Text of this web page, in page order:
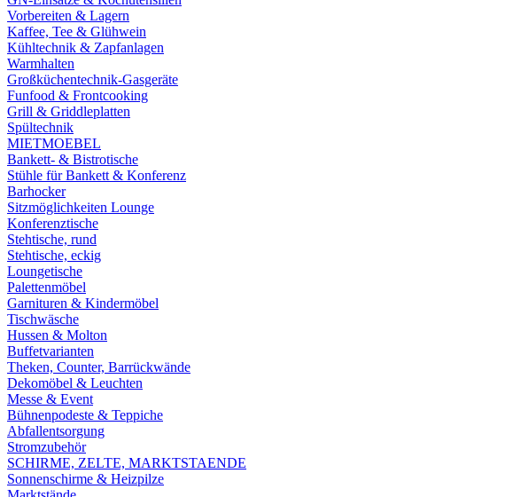
Vorbereiten & Lagern
Kaffee, Tee & Glühwein
Kühltechnik & Zapfanlagen
Warmhalten
Großküchentechnik-Gasgeräte
Funfood & Frontcooking
Grill & Griddleplatten
Spültechnik
MIETMOEBEL
Bankett- & Bistrotische
Stühle für Bankett & Konferenz
Barhocker
Sitzmöglichkeiten Lounge
Konferenztische
Stehtische, rund
Stehtische, eckig
Loungetische
Palettenmöbel
Garnituren & Kindermöbel
Tischwäsche
Hussen & Molton
Buffetvarianten
Theken, Counter, Barrückwände
Dekomöbel & Leuchten
Messe & Event
Bühnenpodeste & Teppiche
Abfallentsorgung
Stromzubehör
SCHIRME, ZELTE, MARKTSTAENDE
Sonnenschirme & Heizpilze